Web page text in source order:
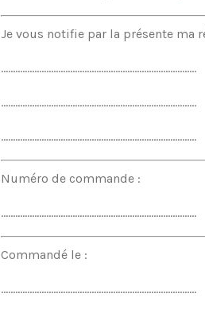
Je vous notifie par la présente
..................................................................................
..................................................................................
..................................................................................
Numéro de commande :
..................................................................................
Commandé le :
..................................................................................